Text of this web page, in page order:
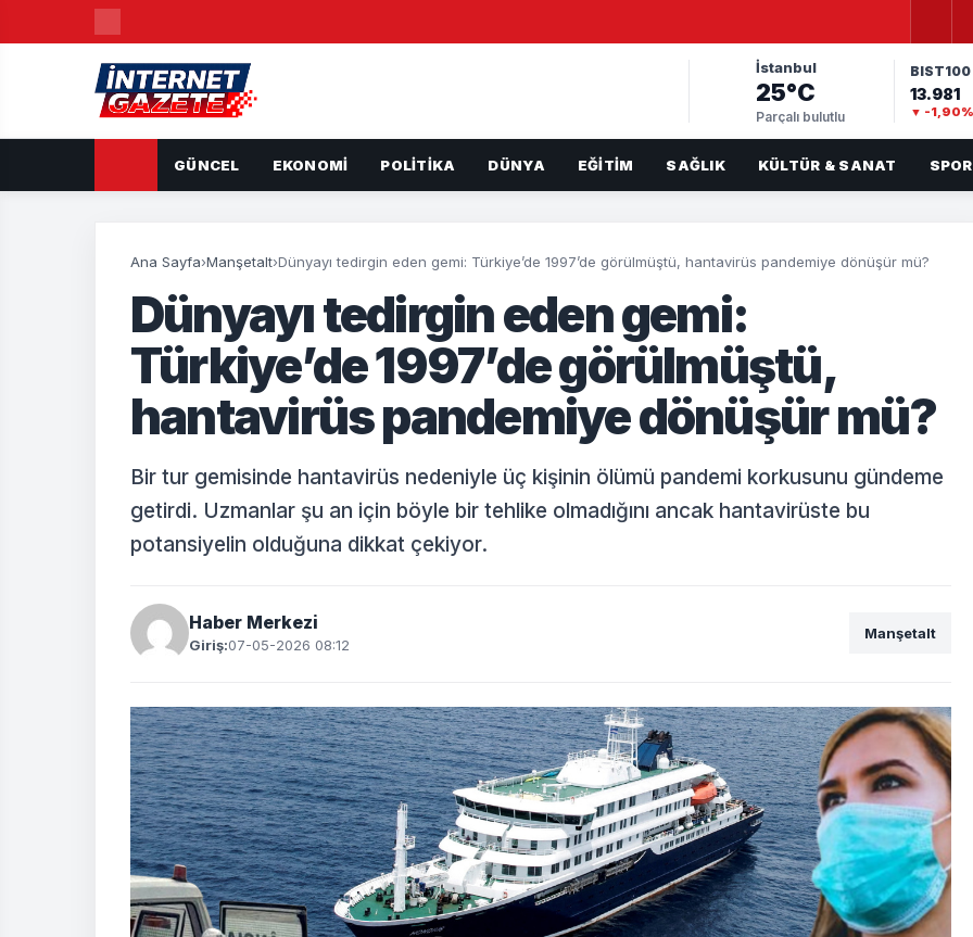
İstanbul
25°C
Parçalı bulutlu
BIST100
13.981
▼ -1,90%
GÜNCEL EKONOMI POLITIKA DÜNYA EĞITIM SAĞLIK KÜLTÜR & SANAT SPOR
Ana Sayfa›Manşetalt›Dünyayı tedirgin eden gemi: Türkiye’de 1997’de görülmüştü, hantavirüs pandemiye dönüşür mü?
Dünyayı tedirgin eden gemi:
Türkiye’de 1997’de görülmüştü,
hantavirüs pandemiye dönüşür mü?
Bir tur gemisinde hantavirüs nedeniyle üç kişinin ölümü pandemi korkusunu gündeme
getirdi. Uzmanlar şu an için böyle bir tehlike olmadığını ancak hantavirüste bu
potansiyelin olduğuna dikkat çekiyor.
Haber Merkezi
Giriş:07-05-2026 08:12
Manşetalt